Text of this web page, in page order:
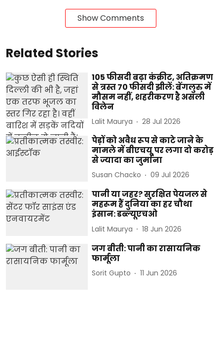
Show Comments
Related Stories
105 फीसदी बढ़ा कंक्रीट, अतिक्रमण
से त्रस्त 70 फीसदी झीलें: बेंगलुरु में
मौसम नहीं, शहरीकरण है असली
विलेन
Lalit Maurya 28 Jul 2026
पेड़ों को अवैध रूप से काटे जाने के
मामले में बीएचयू पर लगा दो करोड़
से ज्यादा का जुर्माना
Susan Chacko 09 Jul 2026
पानी या जहर? सुरक्षित पेयजल से
महरूम हैं दुनिया का हर चौथा
इंसान: डब्ल्यूएचओ
Lalit Maurya 18 Jun 2026
जग बीती: पानी का रासायनिक
फार्मूला
Sorit Gupto 11 Jun 2026